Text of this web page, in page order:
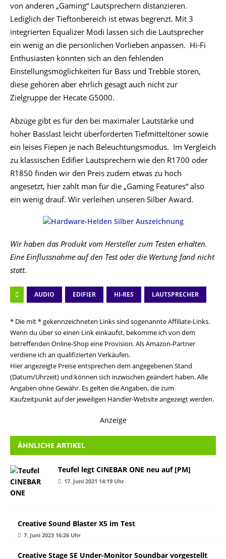
von anderen „Gaming“ Lautsprechern distanzieren.
Lediglich der Tieftonbereich ist etwas begrenzt. Mit 3
integrierten Equalizer Modi lassen sich die Lautsprecher
ein wenig an die persönlichen Vorlieben anpassen. Hi-Fi
Enthusiasten könnten sich an den fehlenden
Einstellungsmöglichkeiten für Bass und Trebble stören,
diese gehören aber ehrlich gesagt auch nicht zur
Zielgruppe der Hecate G5000.
Abzüge gibt es für den bei maximaler Lautstärke und
hoher Basslast leicht überforderten Tiefmitteltöner sowie
ein leises Fiepen je nach Beleuchtungsmodus. Im Vergleich
zu klassischen Edifier Lautsprechern wie den R1700 oder
R1850 finden wir den Preis zudem etwas zu hoch
angesetzt, hier zahlt man für die „Gaming Features“ also
ein wenig drauf. Wir verleihen unseren Silber Award.
Wir haben das Produkt vom Hersteller zum Testen erhalten.
Eine Einflussnahme auf den Test oder die Wertung fand nicht
statt.
AUDIO EDIFIER HI-RES LAUTSPRECHER
* Die mit * gekennzeichneten Links sind sogenannte Affiliate-Links.
Wenn du über so einen Link einkaufst, bekomme ich von dem
betreffenden Online-Shop eine Provision. Als Amazon-Partner
verdiene ich an qualifizierten Verkäufen.
Hier angezeigte Preise entsprechen dem angegebenen Stand
(Datum/Uhrzeit) und können sich inzwischen geändert haben. Alle
Angaben ohne Gewähr. Es gelten die Angaben, die zum
Kaufzeitpunkt auf der jeweiligen Händler-Website angezeigt werden.
Anzeige
ÄHNLICHE ARTIKEL
Teufel legt CINEBAR ONE neu auf [PM]
17. Juni 2021 14:19 Uhr
Creative Sound Blaster X5 im Test
7. Juni 2023 16:26 Uhr
Creative Stage SE Under-Monitor Soundbar vorgestellt